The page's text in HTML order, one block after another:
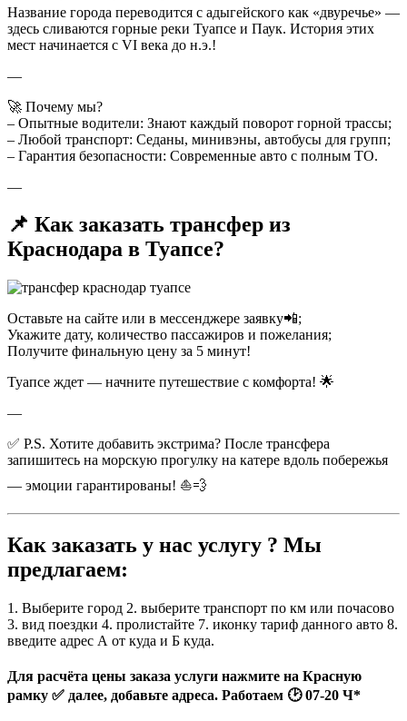
Название города переводится с адыгейского как «двуречье» —
здесь сливаются горные реки Туапсе и Паук. История этих
мест начинается с VI века до н.э.!
—
🚀 Почему мы?
– Опытные водители: Знают каждый поворот горной трассы;
– Любой транспорт: Седаны, минивэны, автобусы для групп;
– Гарантия безопасности: Современные авто с полным ТО.
—
📌 Как заказать трансфер из
Краснодара в Туапсе?
Оставьте на сайте или в мессенджере заявку📲;
Укажите дату, количество пассажиров и пожелания;
Получите финальную цену за 5 минут!
Туапсе ждет — начните путешествие с комфорта! 🌟
—
✅ P.S. Хотите добавить экстрима? После трансфера
запишитесь на морскую прогулку на катере вдоль побережья
— эмоции гарантированы! ⛵💨
Как заказать у нас услугу ? Мы
предлагаем:
1. Выберите город 2. выберите транспорт по км или почасово
3. вид поездки 4. пролистайте 7. иконку тариф данного авто 8.
введите адрес А от куда и Б куда.
Для расчёта цены заказа услуги нажмите на Красную
рамку ✅ далее, добавьте адреса. Работаем 🕑 07-20 Ч*